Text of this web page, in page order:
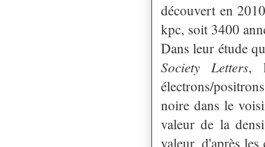
découvert en
kpc, soit 3400
Dans leur étude
Society Letters,
électrons/
noire dans le
valeur de la
valeur, d'après